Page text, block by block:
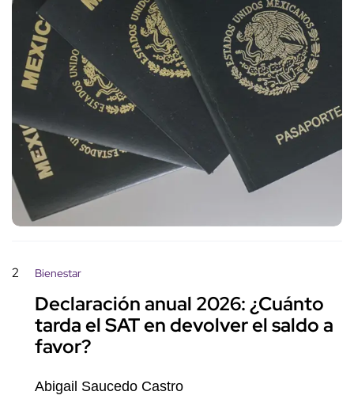
2 Bienestar
Declaración anual 2026: ¿Cuánto
tarda el SAT en devolver el saldo a
favor?
Abigail Saucedo Castro